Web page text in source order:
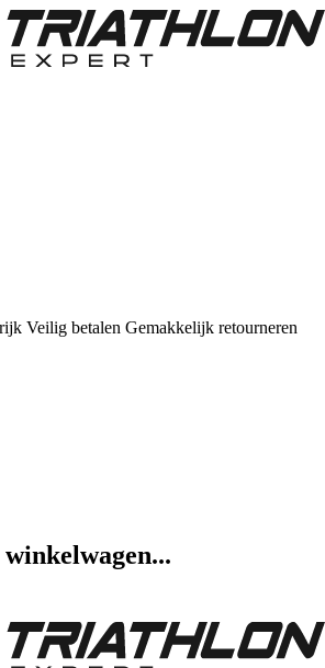
Veilig betalen Gemakkelijk retourneren
winkelwagen...